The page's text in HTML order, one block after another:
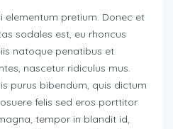
elementum pretium. Donec et
sodales est, eu rhoncus
natoque penatibus et
nascetur ridiculus mus.
purus bibendum, quis dictum
felis sed eros porttitor
tempor in blandit id,